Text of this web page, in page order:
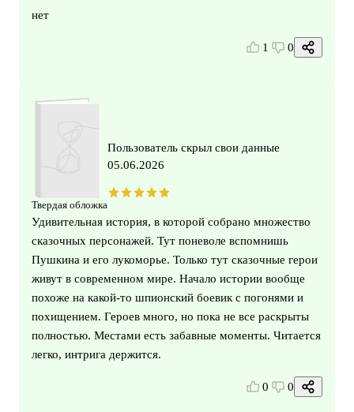
нет
1 0
Твердая обложка
Пользователь скрыл свои данные
05.06.2026
Удивительная история, в которой собрано множество
сказочных персонажей. Тут поневоле вспомнишь
Пушкина и его лукоморье. Только тут сказочные герои
живут в современном мире. Начало истории вообще
похоже на какой-то шпионский боевик с погонями и
похищением. Героев много, но пока не все раскрыты
полностью. Местами есть забавные моменты. Читается
легко, интрига держится.
0 0